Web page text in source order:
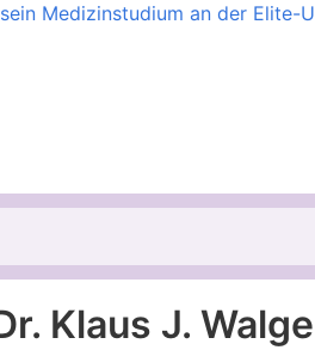
Medizinstudium an der Elite-
Klaus J.